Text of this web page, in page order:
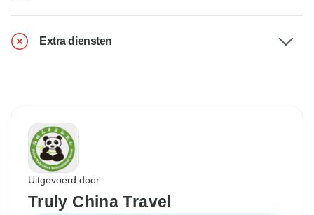
Extra diensten
Uitgevoerd door
Truly China Travel